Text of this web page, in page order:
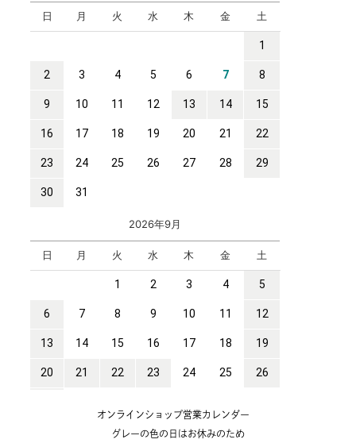
オンラインショップ営業カレンダー
グレーの色の日はお休みのため